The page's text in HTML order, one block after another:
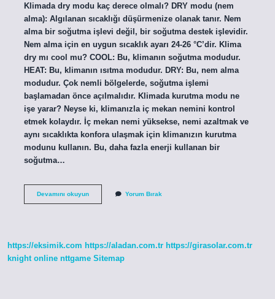
Klimada dry modu kaç derece olmalı? DRY modu (nem
alma): Algılanan sıcaklığı düşürmenize olanak tanır. Nem
alma bir soğutma işlevi değil, bir soğutma destek işlevidir.
Nem alma için en uygun sıcaklık ayarı 24-26 °C’dir. Klima
dry mı cool mu? COOL: Bu, klimanın soğutma modudur.
HEAT: Bu, klimanın ısıtma modudur. DRY: Bu, nem alma
modudur. Çok nemli bölgelerde, soğutma işlemi
başlamadan önce açılmalıdır. Klimada kurutma modu ne
işe yarar? Neyse ki, klimanızla iç mekan nemini kontrol
etmek kolaydır. İç mekan nemi yüksekse, nemi azaltmak ve
aynı sıcaklıkta konfora ulaşmak için klimanızın kurutma
modunu kullanın. Bu, daha fazla enerji kullanan bir
soğutma…
Devamını okuyunKlimada
Yorum Bırak
https://eksimik.com https://aladan.com.tr https://girasolar.com.tr
knight online nttgame Sitemap